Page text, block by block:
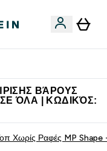
ΒΆΡΟΥΣ
ΌΛΑ | ΚΩΔΙΚΌΣ:
Χωρίς Ραφές MP